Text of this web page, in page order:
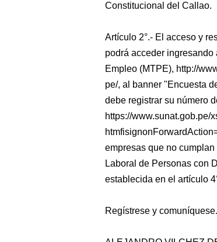
Constitucional del Callao.
Artículo 2°.- El acceso y
podrá acceder
Empleo (MTPE), http://
pe/, al banner "Encuesta
debe registrar su número
https://www.sunat.gob.pe/
empresas que no
Laboral de Personas con
establecida en el artículo
Regístrese y comuníquese.